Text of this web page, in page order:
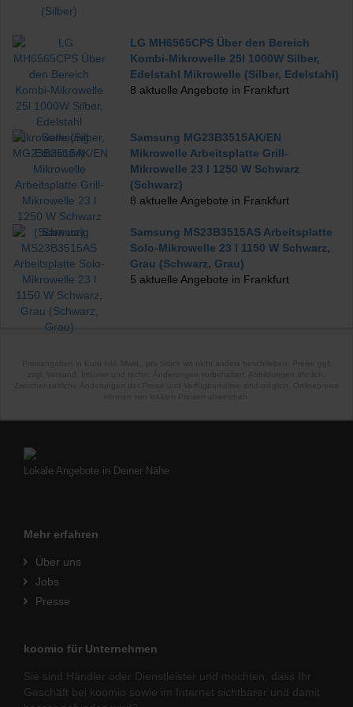
der AutoSteam & SensorSteam Funktion bleiben Vitamine und
Mineralien Ihrer Lebensmittel optimal erhalten, was ideal für Ihr
Gemüse, Fisch oder Reis ist. Der mitgelieferte Dampfgarbehälter
ist hitzebeständig bis 120° C sowie kältebeständig bis -4° C und
spülmaschinengeeignet.DAMPFGARBEHÄLTERPerfekte
Zubereitung. Der mitgelieferte Dampfgarbehälter sorgt für die
perfekte Zubereitung Ihrer gedämpften Nudeln, Reis oder
Gemüse. Er ist hitzebeständig bis 120° C sowie kältebeständig
bis -4° C und spülmaschinengeeignet.DesignDas vielfach
ausgezeichnete Produktdesign von Bauknecht zählt mit zu den
wichtigsten Eigenschaften der Marke. Grundlage der Bauknecht
Design-Philosophie sind dabei Gestaltungsprinzipien, die von der
Tradition der deutschen Bauhaus-Schule inspiriert wurden:
geradlinig, markant, funktional. Aber immer mit dem gewissen
Extra.
LG MH6565CPS Über den Bereich
Kombi-Mikrowelle 25l 1000W Silber,
Edelstahl Mikrowelle (Silber, Edelstahl)
8 aktuelle Angebote in Frankfurt
Samsung MG23B3515AK/EN
Mikrowelle Arbeitsplatte Grill-
Mikrowelle 23 l 1250 W Schwarz
(Schwarz)
8 aktuelle Angebote in Frankfurt
Samsung MS23B3515AS Arbeitsplatte
Solo-Mikrowelle 23 l 1150 W Schwarz,
Grau (Schwarz, Grau)
5 aktuelle Angebote in Frankfurt
Lokale Angebote in Deiner Nähe
Mehr erfahren
Über uns
Jobs
Presse
koomio für Unternehmen
Sie sind Händler oder Dienstleister und möchten, dass Ihr
Geschäft bei koomio sowie im Internet sichtbarer und damit